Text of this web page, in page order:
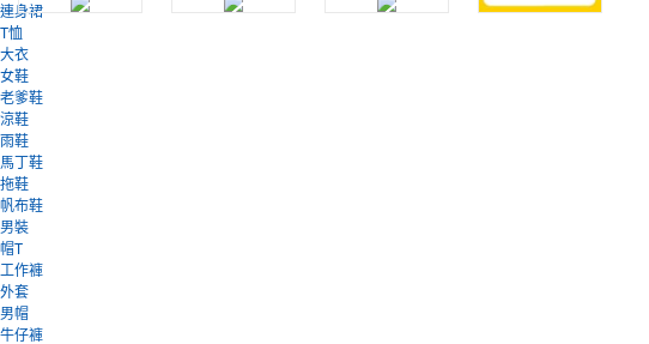
連身裙
T恤
大衣
女鞋
老爹鞋
涼鞋
雨鞋
馬丁鞋
拖鞋
帆布鞋
男裝
帽T
工作褲
外套
男帽
牛仔褲